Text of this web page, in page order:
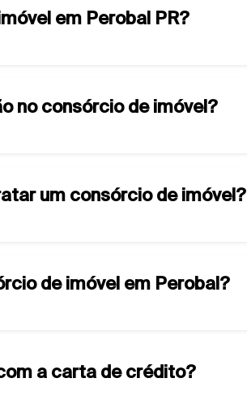
em Perobal PR?
no consórcio de imóvel?
um consórcio de imóvel?
de imóvel em Perobal?
a carta de crédito?